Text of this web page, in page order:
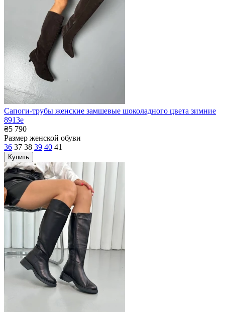
Сапоги-трубы женские замшевые шоколадного цвета зимние
8913е
₴5 790
Размер женской обуви
36 37 38 39 40 41
Купить